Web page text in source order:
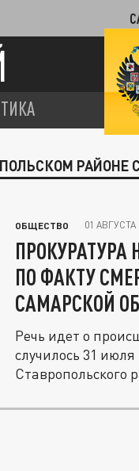
РАЙОНЕ
ОБЩЕСТВО 01 АВГУСТА
ПРОКУРАТУРА
ПО ФАКТУ
САМАРСКОЙ
Речь идет о
случилось 31
Ставропольского